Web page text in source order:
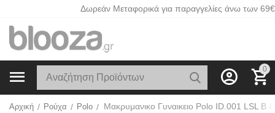
Δωρεάν Μεταφορικά για παραγγελίες άνω των 69€
0
Αρχική / Ρούχα / Polo /